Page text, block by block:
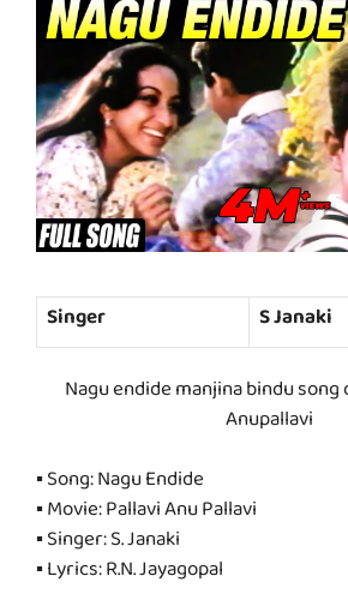
Singer
S Janaki
Nagu endide manjina bindu
Anupallavi
▪ Song: Nagu Endide
▪ Movie: Pallavi Anu Pallavi
▪ Singer: S. Janaki
▪ Lyrics: R.N. Jayagopal